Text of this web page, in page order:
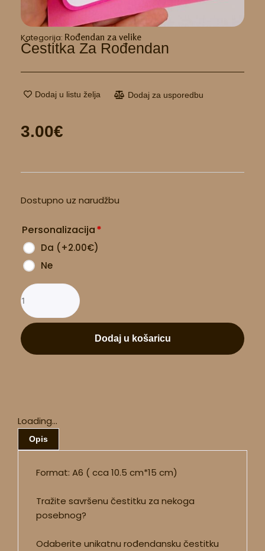
Kategorija: Rođendan za velike
Čestitka Za Rođendan
Dodaj u listu želja Dodaj za usporedbu
3.00€
Dostupno uz narudžbu
Personalizacija*
Da (+2.00€)
Ne
za
količina
Dodaj u košaricu
Loading...
Opis
Format: A6 ( cca 10.5 cm*15 cm)
Tražite savršenu čestitku za nekoga
posebnog?
Odaberite unikatnu rođendansku čestitku